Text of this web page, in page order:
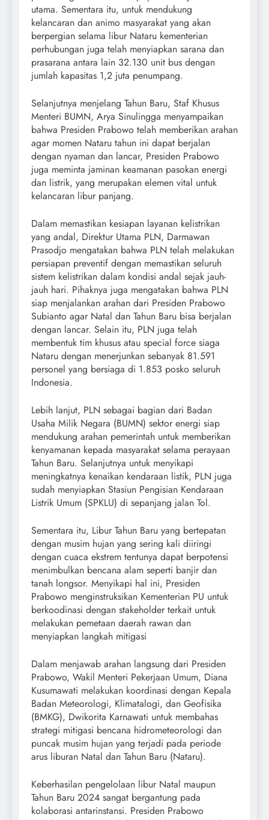
utama. Sementara itu, untuk mendukung
kelancaran dan animo masyarakat yang akan
berpergian selama libur Nataru kementerian
perhubungan juga telah menyiapkan sarana dan
prasarana antara lain 32.130 unit bus dengan
jumlah kapasitas 1,2 juta penumpang.
Selanjutnya menjelang Tahun Baru, Staf Khusus
Menteri BUMN, Arya Sinulingga menyampaikan
bahwa Presiden Prabowo telah memberikan arahan
agar momen Nataru tahun ini dapat berjalan
dengan nyaman dan lancar, Presiden Prabowo
juga meminta jaminan keamanan pasokan energi
dan listrik, yang merupakan elemen vital untuk
kelancaran libur panjang.
Dalam memastikan kesiapan layanan kelistrikan
yang andal, Direktur Utama PLN, Darmawan
Prasodjo mengatakan bahwa PLN telah melakukan
persiapan preventif dengan memastikan seluruh
sistem kelistrikan dalam kondisi andal sejak jauh-
jauh hari. Pihaknya juga mengatakan bahwa PLN
siap menjalankan arahan dari Presiden Prabowo
Subianto agar Natal dan Tahun Baru bisa berjalan
dengan lancar. Selain itu, PLN juga telah
membentuk tim khusus atau special force siaga
Nataru dengan menerjunkan sebanyak 81.591
personel yang bersiaga di 1.853 posko seluruh
Indonesia.
Lebih lanjut, PLN sebagai bagian dari Badan
Usaha Milik Negara (BUMN) sektor energi siap
mendukung arahan pemerintah untuk memberikan
kenyamanan kepada masyarakat selama perayaan
Tahun Baru. Selanjutnya untuk menyikapi
meningkatnya kenaikan kendaraan listik, PLN juga
sudah menyiapkan Stasiun Pengisian Kendaraan
Listrik Umum (SPKLU) di sepanjang jalan Tol.
Sementara itu, Libur Tahun Baru yang bertepatan
dengan musim hujan yang sering kali diiringi
dengan cuaca ekstrem tentunya dapat berpotensi
menimbulkan bencana alam seperti banjir dan
tanah longsor. Menyikapi hal ini, Presiden
Prabowo menginstruksikan Kementerian PU untuk
berkoodinasi dengan stakeholder terkait untuk
melakukan pemetaan daerah rawan dan
menyiapkan langkah mitigasi
Dalam menjawab arahan langsung dari Presiden
Prabowo, Wakil Menteri Pekerjaan Umum, Diana
Kusumawati melakukan koordinasi dengan Kepala
Badan Meteorologi, Klimatalogi, dan Geofisika
(BMKG), Dwikorita Karnawati untuk membahas
strategi mitigasi bencana hidrometeorologi dan
puncak musim hujan yang terjadi pada periode
arus liburan Natal dan Tahun Baru (Nataru).
Keberhasilan pengelolaan libur Natal maupun
Tahun Baru 2024 sangat bergantung pada
kolaborasi antarinstansi. Presiden Prabowo